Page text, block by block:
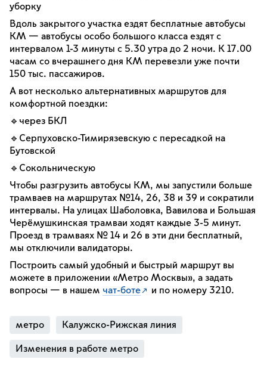
уборку
Вдоль закрытого участка ездят бесплатные автобусы
КМ — автобусы особо большого класса ездят с
интервалом 1-3 минуты с 5.30 утра до 2 ночи. К 17.00
часам со вчерашнего дня КМ перевезли уже почти
150 тыс. пассажиров.
А вот несколько альтернативных маршрутов для
комфортной поездки:
🔹через БКЛ
🔹Серпуховско-Тимирязевскую с пересадкой на
Бутовской
🔹Сокольническую
Чтобы разгрузить автобусы КМ, мы запустили больше
трамваев на маршрутах №14, 26, 38 и 39 и сократили
интервалы. На улицах Шаболовка, Вавилова и Большая
Черёмушкинская трамваи ходят каждые 3-5 минут.
Проезд в трамваях № 14 и 26 в эти дни бесплатный,
мы отключили валидаторы.
Построить самый удобный и быстрый маршрут вы
можете в приложении «Метро Москвы», а задать
вопросы — в нашем чат-боте и по номеру 3210.
метро Калужско-Рижская линия
Изменения в работе метро